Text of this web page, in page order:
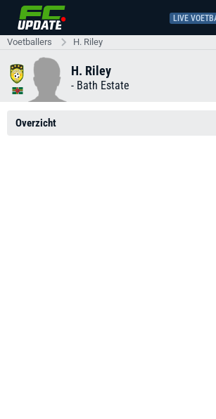
LIVE
Voetballers H. Riley
H. Riley
- Bath Estate
Overzicht